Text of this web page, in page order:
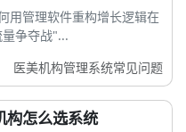
用管理软件重构增长逻辑在
争夺战"...
医美机构管理系统常见问题
构怎么选系统